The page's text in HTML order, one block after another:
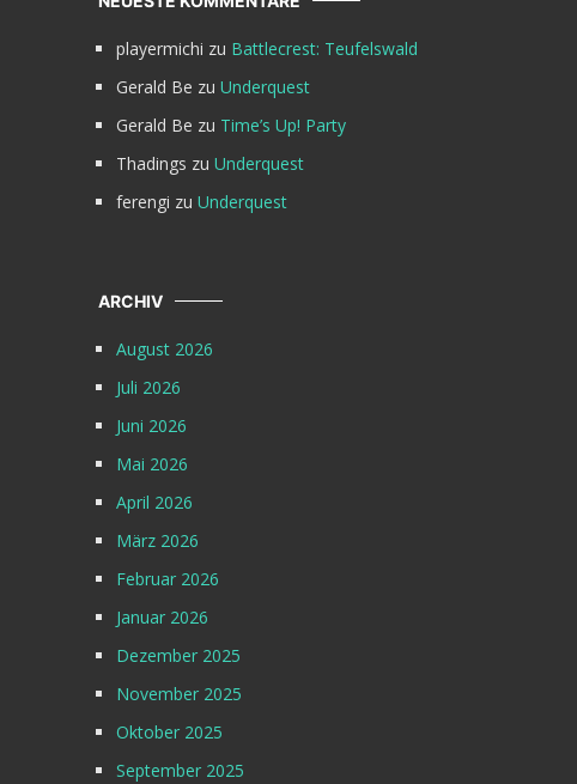
playermichi zu Battlecrest: Teufelswald
Gerald Be zu Underquest
Gerald Be zu Time’s Up! Party
Thadings zu Underquest
ferengi zu Underquest
ARCHIV
August 2026
Juli 2026
Juni 2026
Mai 2026
April 2026
März 2026
Februar 2026
Januar 2026
Dezember 2025
November 2025
Oktober 2025
September 2025